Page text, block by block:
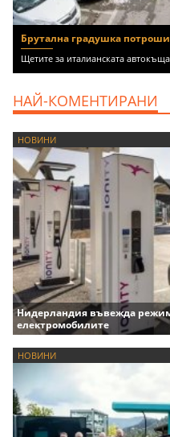
Брутална градушка
Щетите за италианската
НАЙ-КОМЕНТИРАНИ
НОВИНИ
Нидерландия въвежда
електромобилите
НОВИНИ